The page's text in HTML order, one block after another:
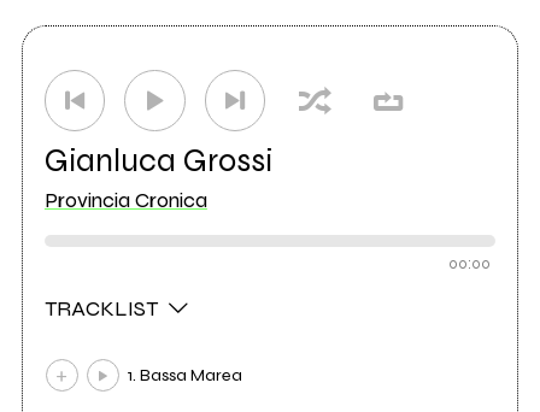
Gianluca Grossi
Provincia Cronica
00:00
TRACKLIST
1. Bassa Marea